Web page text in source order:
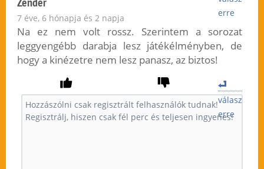
erre
7 éve, 6 hónapja és 2 napja
Na ez nem volt rossz. Szerintem a sorozat
leggyengébb darabja lesz játékélményben, de
hogy a kinézetre nem lesz panasz, az biztos!
válasz
erre